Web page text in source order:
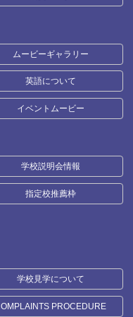
ムービーギャラリー
英語について
イベントムービー
学校説明会情報
指定校推薦枠
学校見学について
PROCEDURE